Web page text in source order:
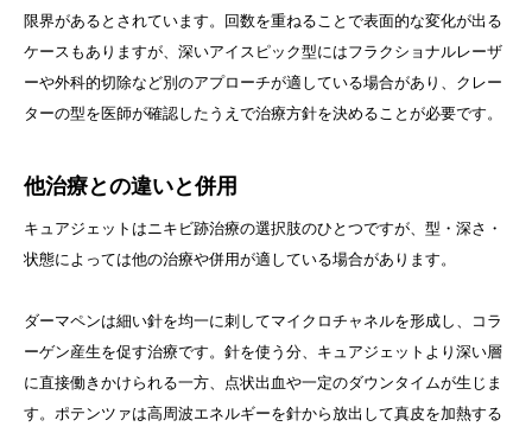
限界があるとされています。回数を重ねることで表面的な変化が出る
ケースもありますが、深いアイスピック型にはフラクショナルレーザ
ーや外科的切除など別のアプローチが適している場合があり、クレー
ターの型を医師が確認したうえで治療方針を決めることが必要です。
他治療との違いと併用
キュアジェットはニキビ跡治療の選択肢のひとつですが、型・深さ・
状態によっては他の治療や併用が適している場合があります。
ダーマペンは細い針を均一に刺してマイクロチャネルを形成し、コラ
ーゲン産生を促す治療です。針を使う分、キュアジェットより深い層
に直接働きかけられる一方、点状出血や一定のダウンタイムが生じま
す。ポテンツァは高周波エネルギーを針から放出して真皮を加熱する